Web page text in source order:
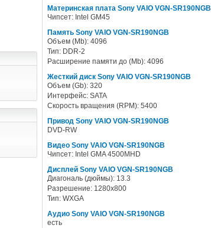
Материнская плата Sony VAIO VGN-SR190NGB
Чипсет: Intel GM45
Память Sony VAIO VGN-SR190NGB
Объем (Mb): 4096
Тип: DDR-2
Расширение памяти до (Mb): 4096
Жесткий диск Sony VAIO VGN-SR190NGB
Объем (Gb): 320
Интерфейс: SATA
Скорость вращения (RPM): 5400
Привод Sony VAIO VGN-SR190NGB
DVD-RW
Видео Sony VAIO VGN-SR190NGB
Чипсет: Intel GMA 4500MHD
Дисплей Sony VAIO VGN-SR190NGB
Диагональ (дюймы): 13.3
Разрешение: 1280x800
Тип: WXGA
Аудио Sony VAIO VGN-SR190NGB
есть